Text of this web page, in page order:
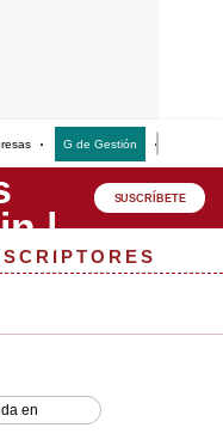
G de Gestión
SUSCRÍBETE
en